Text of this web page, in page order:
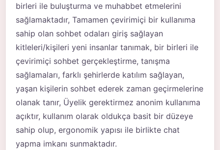
birleri ile buluşturma ve muhabbet etmelerini
sağlamaktadır, Tamamen çevirimiçi bir kullanıma
sahip olan sohbet odaları giriş sağlayan
kitleleri/kişileri yeni insanlar tanımak, bir birleri ile
çevirimiçi sohbet gerçekleştirme, tanışma
sağlamaları, farklı şehirlerde katılım sağlayan,
yaşan kişilerin sohbet ederek zaman geçirmelerine
olanak tanır, Üyelik gerektirmez anonim kullanıma
açıktır, kullanım olarak oldukça basit bir düzeye
sahip olup, ergonomik yapısı ile birlikte chat
yapma imkanı sunmaktadır.